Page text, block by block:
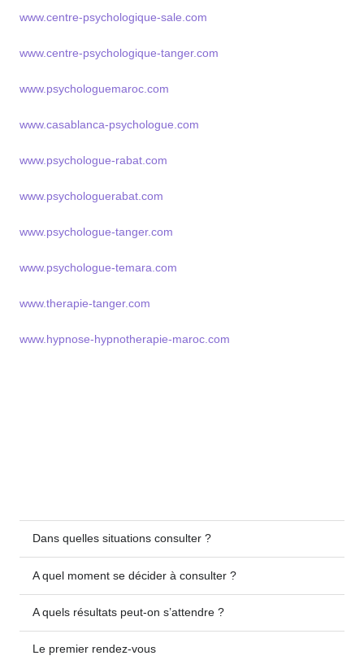
www.centre-psychologique-sale.com
www.centre-psychologique-tanger.com
www.psychologuemaroc.com
www.casablanca-psychologue.com
www.psychologue-rabat.com
www.psychologuerabat.com
www.psychologue-tanger.com
www.psychologue-temara.com
www.therapie-tanger.com
www.hypnose-hypnotherapie-maroc.com
Dans quelles situations consulter ?
A quel moment se décider à consulter ?
A quels résultats peut-on s’attendre ?
Le premier rendez-vous